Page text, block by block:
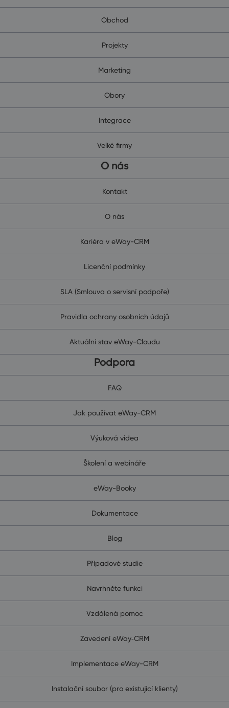
Obchod
Projekty
Marketing
Obory
Integrace
Velké firmy
O nás
Kontakt
O nás
Kariéra v eWay-CRM
Licenční podmínky
SLA (Smlouva o servisní podpoře)
Pravidla ochrany osobních údajů
Aktuální stav eWay-Cloudu
Podpora
FAQ
Jak používat eWay-CRM
Výuková videa
Školení a webináře
eWay-Booky
Dokumentace
Blog
Případové studie
Navrhněte funkci
Vzdálená pomoc
Zavedení eWay‑CRM
Implementace eWay-CRM
Instalační soubor (pro existující klienty)